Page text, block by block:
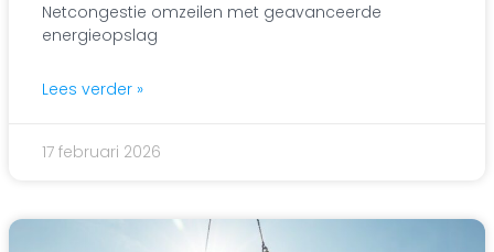
Netcongestie omzeilen met geavanceerde
energieopslag
Lees verder »
17 februari 2026